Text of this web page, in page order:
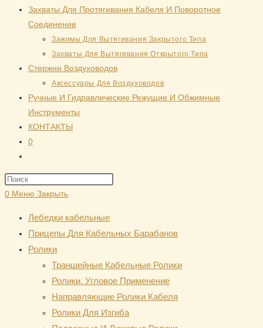
Захваты Для Протягивания Кабеля И Поворотное
Соединение
Зажимы Для Вытягивания Закрытого Типа
Захваты Для Вытягивания Открытого Типа
Стержни Воздуховодов
Аксессуары Для Воздуховодов
Ручные И Гидравлические Режущие И Обжимные
Инструменты
КОНТАКТЫ
0
по
веб-
сайту
закрыть
поиска.
0 Меню Закрыть
Лебедки кабельные
Прицепы Для Кабельных Барабанов
Ролики
Траншейные Кабельные Ролики
Ролики. Угловое Применение
Направляющие Ролики Кабеля
Ролики Для Изгиба